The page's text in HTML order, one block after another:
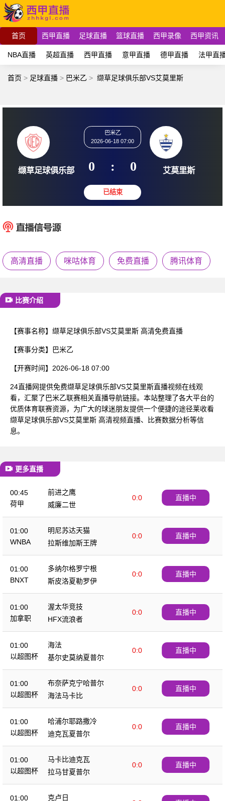
首页 西甲直播 足球直播 篮球直播 西甲录像 西甲资讯
NBA直播 英超直播 西甲直播 意甲直播 德甲直播 法甲直
首页 > 足球直播 > 巴米乙 > 缬草足球俱乐部VS艾莫里斯
缬草足球俱乐部
巴米乙
2026-06-18 07:00
0 : 0 艾莫
高清直播 咪咕体育 免费直播 腾讯体育
比赛介绍
【赛事名称】 缬草足球俱乐部VS艾莫里斯 高清免费直播
【赛事分类】 巴米乙
【开赛时间】 2026-06-18 07:00
24直播网提供免费缬草足球俱乐部VS艾莫里斯直播视频在线观
看，汇聚了巴米乙联赛相关直播导航链接。本站整理了各大平台的
优质体育联赛资源，为广大的球迷朋友提供一个便捷的途径莱收看
缬草足球俱乐部VS艾莫里斯 高清视频直播、比赛数据分析等信
息。
更多直播
00:45
荷甲
前进之鹰
0:0
威廉二世
直播中
01:00
WNBA
明尼苏达天猫
0:0
拉斯维加斯王牌
直播中
01:00
BNXT
多纳尔格罗宁根
0:0
斯皮洛夏勒罗伊
直播中
01:00
加拿职
渥太华竞技
0:0
HFX流浪者
直播中
01:00
以超图杯
海法
0:0
基尔史莫纳夏普尔
直播中
01:00
以超图杯
布奈萨克宁哈普尔
0:0
海法马卡比
直播中
01:00
以超图杯
哈浦尔耶路撒冷
0:0
迪克瓦夏普尔
直播中
01:00
以超图杯
马卡比迪克瓦
0:0
拉马甘夏普尔
直播中
01:00
克卢日